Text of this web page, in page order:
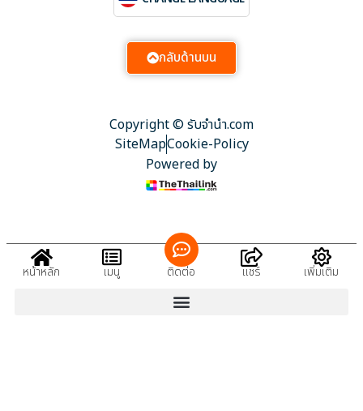
Copyright © รับจํานํา.com
SiteMapCookie-Policy
Powered by
กลับด้านบน
หน้าหลัก เมนู ติดต่อ แชร์ เพิ่มเติม